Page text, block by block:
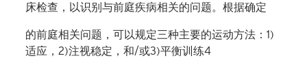
床检查，以识别与前庭疾病相关的问题。根据确定
的前庭相关问题，可以规定三种主要的运动方法：1)
适应，2)注视稳定，和/或3)平衡训练4